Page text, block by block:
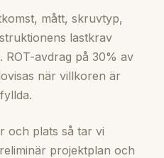
mått, skruvtyp,
lastkrav
avdrag på 30% av
när villkoren är
och plats så tar vi
projektplan och